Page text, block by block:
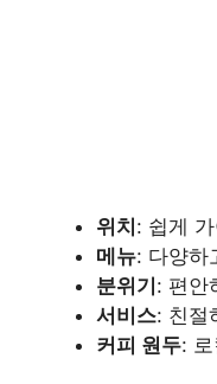
위치: 쉽게
메뉴: 다양하
분위기: 편안
서비스: 친절
커피 원두: